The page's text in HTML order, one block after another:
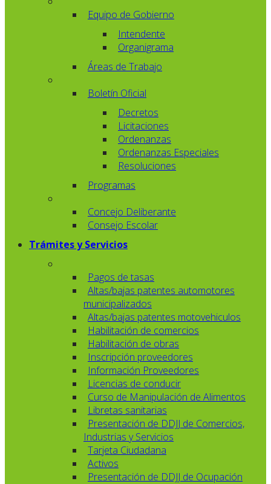
Equipo de Gobierno
Intendente
Organigrama
Áreas de Trabajo
Boletín Oficial
Decretos
Licitaciones
Ordenanzas
Ordenanzas Especiales
Resoluciones
Programas
Concejo Deliberante
Consejo Escolar
Trámites y Servicios
Pagos de tasas
Altas/bajas patentes automotores
municipalizados
Altas/bajas patentes motovehiculos
Habilitación de comercios
Habilitación de obras
Inscripción proveedores
Información Proveedores
Licencias de conducir
Curso de Manipulación de Alimentos
Libretas sanitarias
Presentación de DDJJ de Comercios,
Industrias y Servicios
Tarjeta Ciudadana
Activos
Presentación de DDJJ de Ocupación